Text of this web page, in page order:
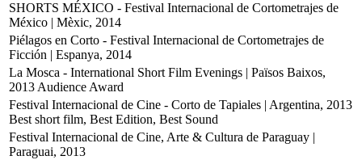
SHORTS MÉXICO - Festival Internacional de Cortometrajes de
México | Mèxic, 2014
Piélagos en Corto - Festival Internacional de Cortometrajes de
Ficción | Espanya, 2014
La Mosca - International Short Film Evenings | Països Baixos,
2013 Audience Award
Festival Internacional de Cine - Corto de Tapiales | Argentina, 2013
Best short film, Best Edition, Best Sound
Festival Internacional de Cine, Arte & Cultura de Paraguay |
Paraguai, 2013